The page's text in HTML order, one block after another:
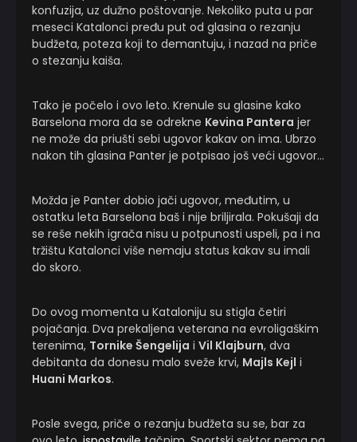
konfuzija, uz dužno poštovanje. Nekoliko puta u par
meseci Katalonci pređu put od glasina o rezanju
budžeta, poteza koji to demantuju, i nazad na priče
o stezanju kaiša.
Tako je počelo i ovo leto. Krenule su glasine kako
Barselona mora da se odrekne Kevina Pantera jer
ne može da priušti sebi ugovor kakav on ima. Ubrzo
nakon tih glasina Panter je potpisao još veći ugovor…
Možda je Panter dobio jači ugovor, međutim, u
ostatku leta Barselona baš i nije briljirala. Pokušaji da
se reše nekih igrača nisu u potpunosti uspeli, pa i na
tržištu Katalonci više nemaju status kakav su imali
do skoro.
Do ovog momenta u Kataloniju su stigla četiri
pojačanja. Dva prekaljena veterana na evroligaškim
terenima, Tornike Šengelija i Vil Klajburn, dva
debitanta da donesu malo sveže krvi, Majls Kejl i
Huani Markos.
Posle svega, priče o rezanju budžeta su se, bar za